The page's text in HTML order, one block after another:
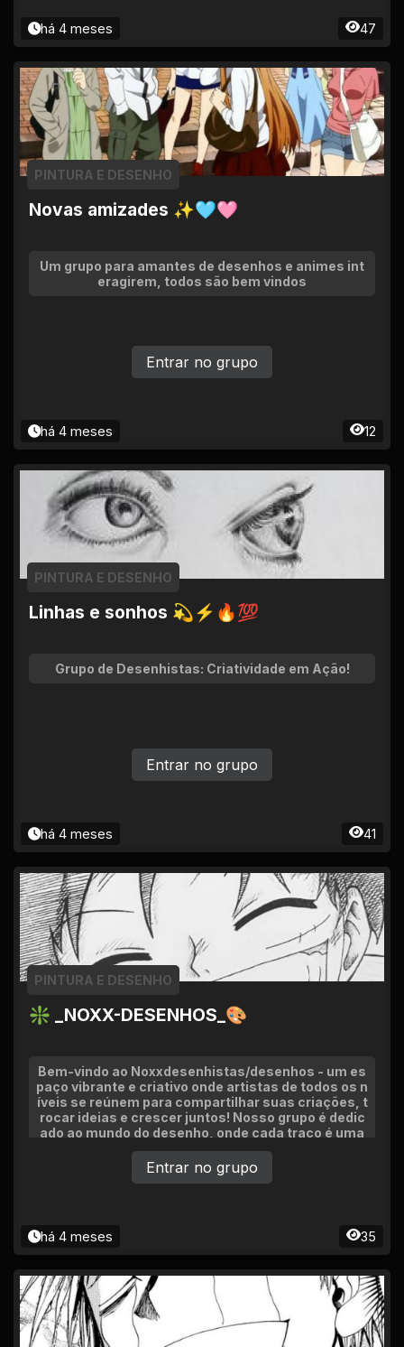
há 4 meses 47
Novas amizades ✨🩵🩷
PINTURA E DESENHO
Um grupo para amantes de desenhos e animes int
eragirem, todos são bem vindos
há 4 meses 12
Entrar no grupo
Linhas e sonhos 💫⚡🔥💯
PINTURA E DESENHO
Grupo de Desenhistas: Criatividade em Ação!
há 4 meses 41
Entrar no grupo
❇ _NOXX-DESENHOS_🎨
PINTURA E DESENHO
Bem-vindo ao Noxxdesenhistas/desenhos - um es
paço vibrante e criativo onde artistas de todos os n
íveis se reúnem para compartilhar suas criações, t
rocar ideias e crescer juntos! Nosso grupo é dedic
ado ao mundo do desenho, onde cada traço é uma
expressão.
há 4 meses 35
Entrar no grupo